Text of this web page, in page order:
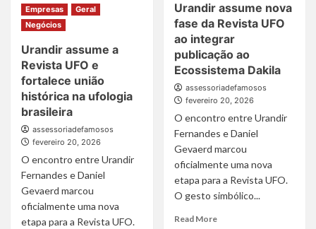
Empresas
Geral
Negócios
Urandir assume a
Revista UFO e
fortalece união
histórica na ufologia
brasileira
assessoriadefamosos
fevereiro 20, 2026
O encontro entre Urandir
Fernandes e Daniel
Gevaerd marcou
oficialmente uma nova
etapa para a Revista UFO.
Urandir assume nova
fase da Revista UFO
ao integrar
publicação ao
Ecossistema Dakila
assessoriadefamosos
fevereiro 20, 2026
O encontro entre Urandir
Fernandes e Daniel
Gevaerd marcou
oficialmente uma nova
etapa para a Revista UFO.
O gesto simbólico...
Read MoreRead